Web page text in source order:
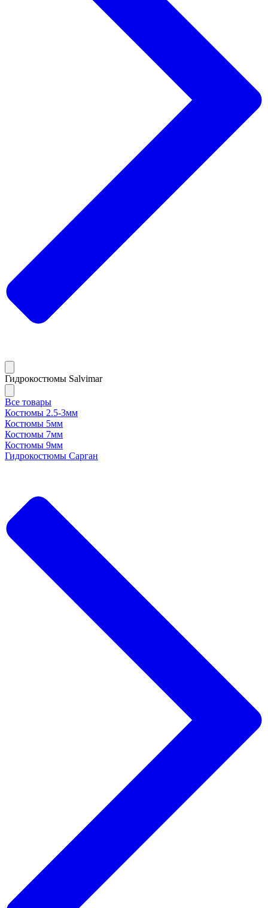
Гидрокостюмы Salvimar
Все товары
Костюмы 2.5-3мм
Костюмы 5мм
Костюмы 7мм
Костюмы 9мм
Гидрокостюмы Сарган